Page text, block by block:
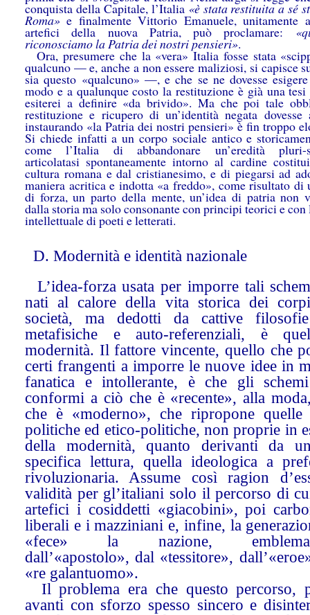
conquista della Capitale, l’Italia «è stata restituita a sé
Roma»e finalmente Vittorio Emanuele, unitamente
artefici della nuova Patria, può proclamare:
riconosciamo la Patria dei nostri pensieri».
Ora, presumere che la «vera» Italia fosse stata
qualcuno — e, anche a non essere maliziosi, si capisce
sia questo «qualcuno» —, e che se ne dovesse
modo e a qualunque costo la restituzione è già una tesi
esiterei a definire «da brivido». Ma che poi tale
restituzione e ricupero di un’identità negata dovesse
instaurando «la Patria dei nostri pensieri» è fin troppo
Si chiede infatti a un corpo sociale antico e
come l’Italia di abbandonare un’eredità pluri-
articolatasi spontaneamente intorno al cardine
cultura romana e dal cristianesimo, e di piegarsi ad
maniera acritica e indotta «a freddo», come risultato di
di forza, un parto della mente, un’idea di patria non
dalla storia ma solo consonante con principi teorici e con
intellettuale di poeti e letterati.
D. Modernità e identità nazionale
L’idea-forza usata per imporre tali
nati al calore della vita storica dei
società, ma dedotti da cattive
metafisiche e auto-referenziali, è
modernità. Il fattore vincente, quello che
certi frangenti a imporre le nuove idee in
fanatica e intollerante, è che gli
conformi a ciò che è «recente», alla
che è «moderno», che ripropone quelle
politiche ed etico-politiche, non proprie in
della modernità, quanto derivanti da
specifica lettura, quella ideologica a
rivoluzionaria. Assume così ragion
validità per gl’italiani solo il percorso di
artefici i cosiddetti «giacobini», poi
liberali e i mazziniani e, infine, la
«fece» la nazione,
dall’«apostolo», dal «tessitore»,
«re galantuomo».
Il problema era che questo percorso,
avanti con sforzo spesso sincero e